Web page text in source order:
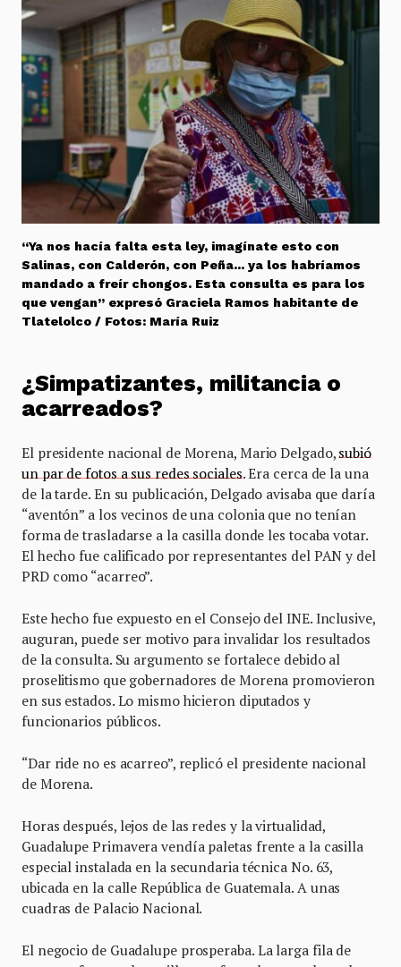
“Ya nos hacía falta esta ley, imagínate esto con
Salinas, con Calderón, con Peña… ya los habríamos
mandado a freír chongos. Esta consulta es para los
que vengan” expresó Graciela Ramos habitante de
Tlatelolco / Fotos: María Ruiz
¿Simpatizantes, militancia o
acarreados?
El presidente nacional de Morena, Mario Delgado, subió
un par de fotos a sus redes sociales. Era cerca de la una
de la tarde. En su publicación, Delgado avisaba que daría
“aventón” a los vecinos de una colonia que no tenían
forma de trasladarse a la casilla donde les tocaba votar.
El hecho fue calificado por representantes del PAN y del
PRD como “acarreo”.
Este hecho fue expuesto en el Consejo del INE. Inclusive,
auguran, puede ser motivo para invalidar los resultados
de la consulta. Su argumento se fortalece debido al
proselitismo que gobernadores de Morena promovieron
en sus estados. Lo mismo hicieron diputados y
funcionarios públicos.
“Dar ride no es acarreo”, replicó el presidente nacional
de Morena.
Horas después, lejos de las redes y la virtualidad,
Guadalupe Primavera vendía paletas frente a la casilla
especial instalada en la secundaria técnica No. 63,
ubicada en la calle República de Guatemala. A unas
cuadras de Palacio Nacional.
El negocio de Guadalupe prosperaba. La larga fila de